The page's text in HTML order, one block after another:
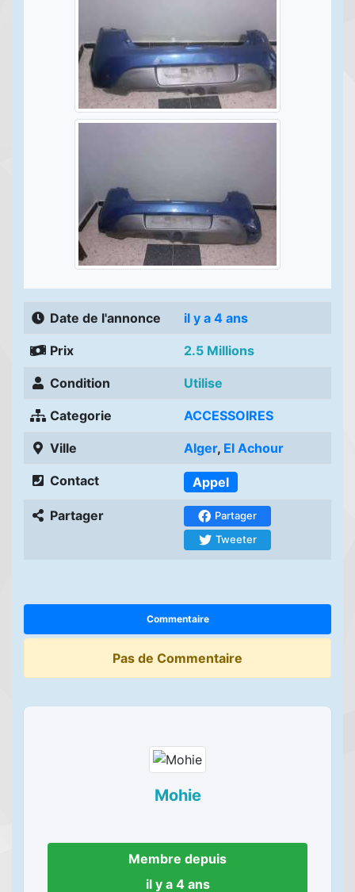
Date de l'annonce il y a 4 ans
Prix 2.5 Millions
Condition Utilise
Categorie ACCESSOIRES
Ville Alger, El Achour
Contact Appel
Partager
Partager
Tweeter
Commentaire
Pas de Commentaire
Mohie
Membre depuis
il y a 4 ans